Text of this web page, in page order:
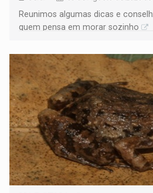
Reunimos algumas dicas e
quem pensa em morar sozinho